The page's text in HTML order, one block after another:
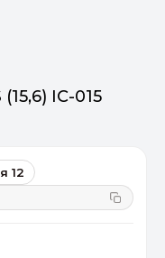
IC-015
12